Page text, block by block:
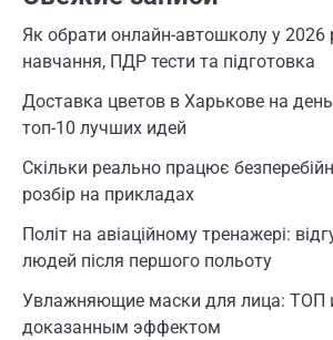
Як обрати онлайн-автошколу у 2026
навчання, ПДР тести та підготовка
Доставка цветов в Харькове на
топ-10 лучших идей
Скільки реально працює
розбір на прикладах
Політ на авіаційному тренажері:
людей після першого польоту
Увлажняющие маски для лица: ТОП
доказанным эффектом